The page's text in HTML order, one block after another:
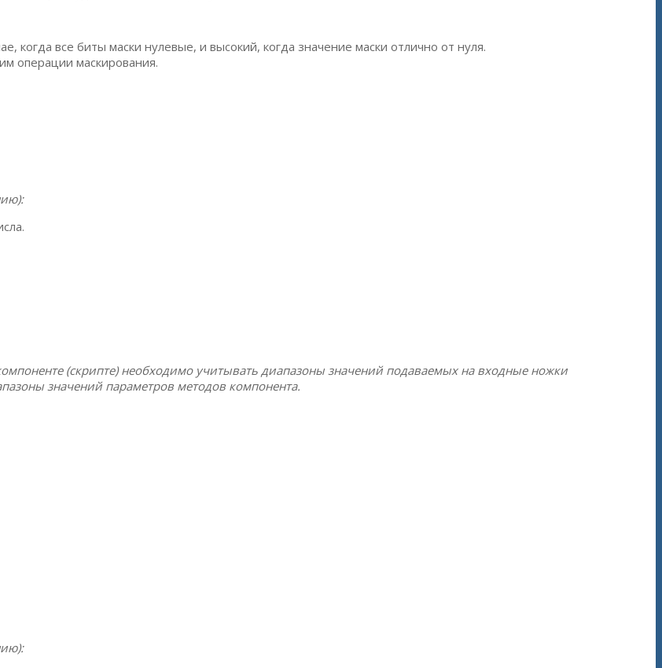
когда все биты маски нулевые, и высокий, когда значение маски отлично от нуля.
операции маскирования.
(скрипте) необходимо учитывать диапазоны значений подаваемых на входные ножки
значений параметров методов компонента.